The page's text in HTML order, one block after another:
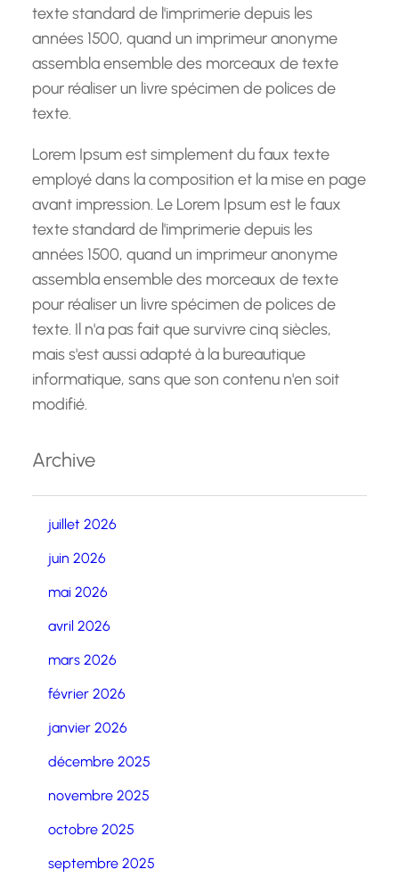
texte standard de l'imprimerie depuis les
années 1500, quand un imprimeur anonyme
assembla ensemble des morceaux de texte
pour réaliser un livre spécimen de polices de
texte.
Lorem Ipsum est simplement du faux texte
employé dans la composition et la mise en page
avant impression. Le Lorem Ipsum est le faux
texte standard de l'imprimerie depuis les
années 1500, quand un imprimeur anonyme
assembla ensemble des morceaux de texte
pour réaliser un livre spécimen de polices de
texte. Il n'a pas fait que survivre cinq siècles,
mais s'est aussi adapté à la bureautique
informatique, sans que son contenu n'en soit
modifié.
Archive
juillet 2026
juin 2026
mai 2026
avril 2026
mars 2026
février 2026
janvier 2026
décembre 2025
novembre 2025
octobre 2025
septembre 2025